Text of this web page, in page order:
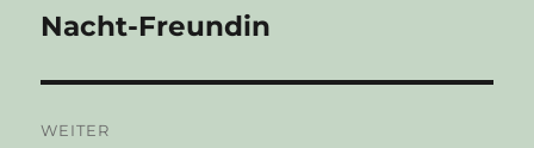
Vorheriger
Nacht-Freundin
WEITER